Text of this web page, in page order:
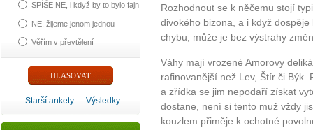
SPÍŠE NE, i když by to bylo fajn
NE, žijeme jenom jednou
Věřím v převtělení
Starší ankety Výsledky
Rozhodnout se k něčemu stojí
divokého bizona, a i když
chybu, může je bez výstrahy
Váhy mají vrozené Amorovy
rafinovanější než Lev, Štír či Býk.
a zřídka se jim nepodaří získat
dostane, není si tento muž vždy
kouzlem přiměje k ochotné